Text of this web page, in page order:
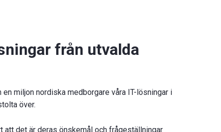
från utvalda
en miljon nordiska medborgare våra IT-lösningar i
över.
att det är deras önskemål och frågeställningar